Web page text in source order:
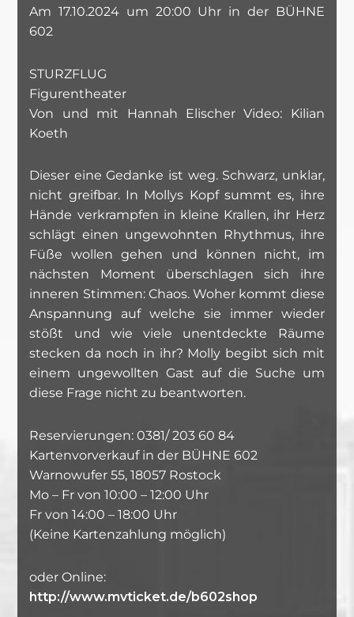
Am 17.10.2024 um 20:00 Uhr in der BÜHNE
602
STURZFLUG
Figurentheater
Von und mit Hannah Elischer Video: Kilian
Koeth
Dieser eine Gedanke ist weg. Schwarz, unklar,
nicht greifbar. In Mollys Kopf summt es, ihre
Hände verkrampfen in kleine Krallen, ihr Herz
schlägt einen ungewohnten Rhythmus, ihre
Füße wollen gehen und können nicht, im
nächsten Moment überschlagen sich ihre
inneren Stimmen: Chaos. Woher kommt diese
Anspannung auf welche sie immer wieder
stößt und wie viele unentdeckte Räume
stecken da noch in ihr? Molly begibt sich mit
einem ungewollten Gast auf die Suche um
diese Frage nicht zu beantworten.
Reservierungen: 0381/ 203 60 84
Kartenvorverkauf in der BÜHNE 602
Warnowufer 55, 18057 Rostock
Mo – Fr von 10:00 – 12:00 Uhr
Fr von 14:00 – 18:00 Uhr
(Keine Kartenzahlung möglich)
oder Online:
http://www.mvticket.de/b602shop